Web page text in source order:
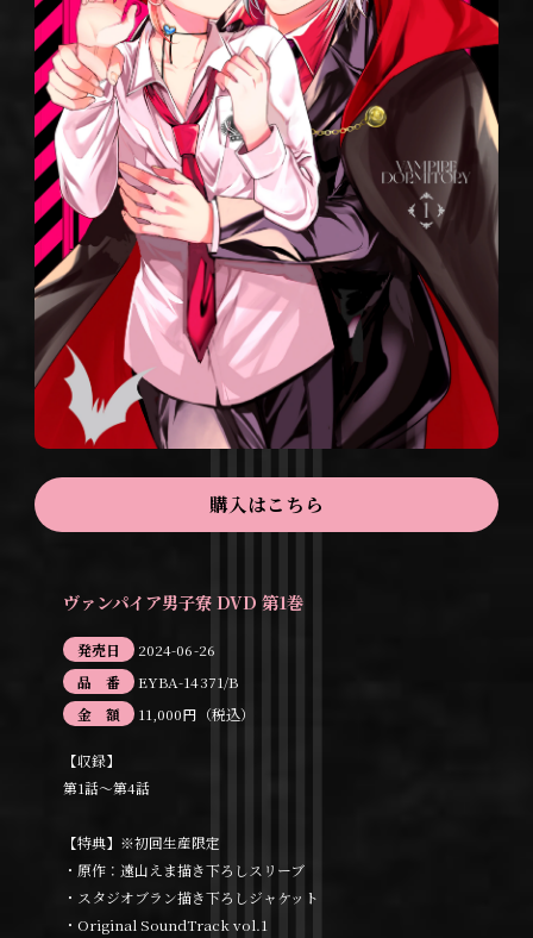
購入はこちら
ヴァンパイア男子寮 DVD 第1巻
発売日
2024-06-26
品 番
EYBA-14371/B
金 額
11,000円（税込）
【収録】
第1話～第4話
【特典】※初回生産限定
・原作：遠山えま描き下ろしスリーブ
・スタジオブラン描き下ろしジャケット
・Original SoundTrack vol.1